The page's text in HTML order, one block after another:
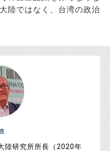
陸ではなく、台湾の政治
陸研究所所長（2020年